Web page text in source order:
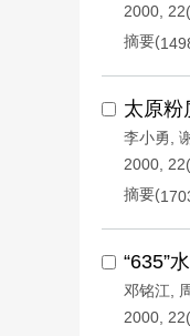
2000,
摘要(
太原粉
李小勇
2000,
摘要(
“635”
邓铭江
2000,